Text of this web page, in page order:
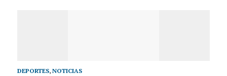
DEPORTES, NOTICIAS